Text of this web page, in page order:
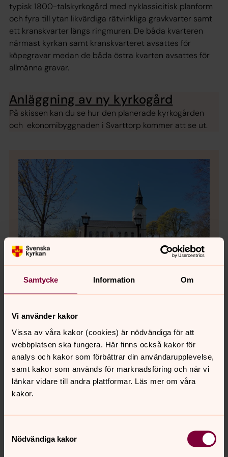
Samtycke Information Om
Vi använder kakor
Vissa av våra kakor (cookies) är nödvändiga för att
webbplatsen ska fungera. Här finns också kakor för
analys och kakor som förbättrar din användarupplevelse,
samt kakor som används för marknadsföring och när vi
länkar vidare till andra plattformar. Läs mer om våra
kakor.
Nödvändiga kakor
typisk 1800-talskyrkogård med nyklassicitisk planform
och fyra till ytan likvärdiga rätvinkliga gravkvarter samt
ett kranskvarter längs ringmuren. De båda kvarteren
närmast kyrkan samt kranskvarteret avsattes för
köpegravar medan de båda östra kvarten avsattes för
allmänna gravar.
Anläggning av ny kyrkogård
På skissen kan du se hur den planerade kyrkogården
och ekonomibyggnaden i Svarttorp kommer att se ut.
Bild 1 av 9Foto: Camilla Walkendorff
Svarttorps kyrka och kyrkogård.